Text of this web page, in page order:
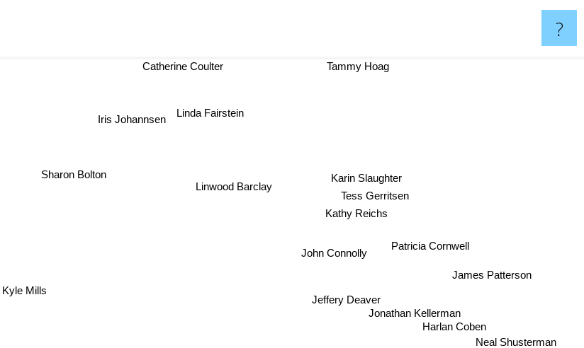
?
Jeffery Deaver
John Connolly
Jonathan Kellerman
Kathy Reichs
Linwood Barclay
Neal Shusterman
Patricia Cornwell
Iris Johannsen
Harlan Coben
Linda Fairstein
Tess Gerritsen
James Patterson
Tammy Hoag
Sharon Bolton Karin Slaughter
Catherine Coulter